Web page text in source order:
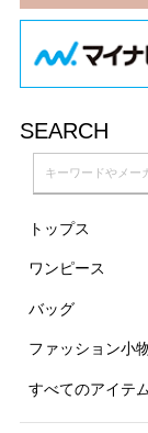
SEARCH
トップス
ワンピース
バッグ
ファッション小
すべてのアイテ